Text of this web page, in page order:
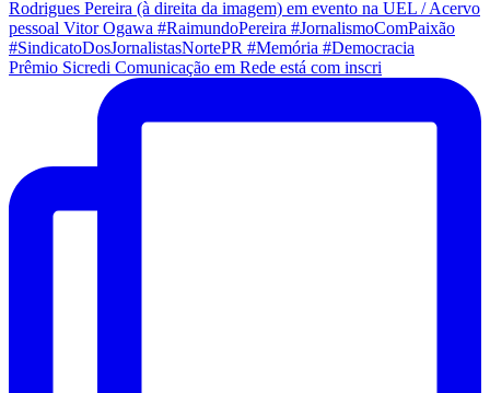
Prêmio Sicredi Comunicação em Rede está com inscri